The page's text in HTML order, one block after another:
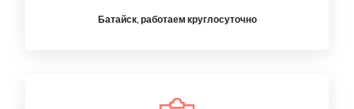
Батайск, работаем круглосуточно